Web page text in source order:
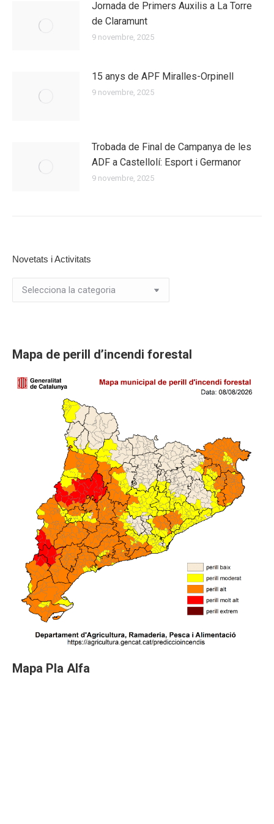
Jornada de Primers Auxilis a La Torre
de Claramunt
9 novembre, 2025
15 anys de APF Miralles-Orpinell
9 novembre, 2025
Trobada de Final de Campanya de les
ADF a Castellolí: Esport i Germanor
9 novembre, 2025
Novetats i Activitats
Mapa de perill d’incendi forestal
Mapa Pla Alfa